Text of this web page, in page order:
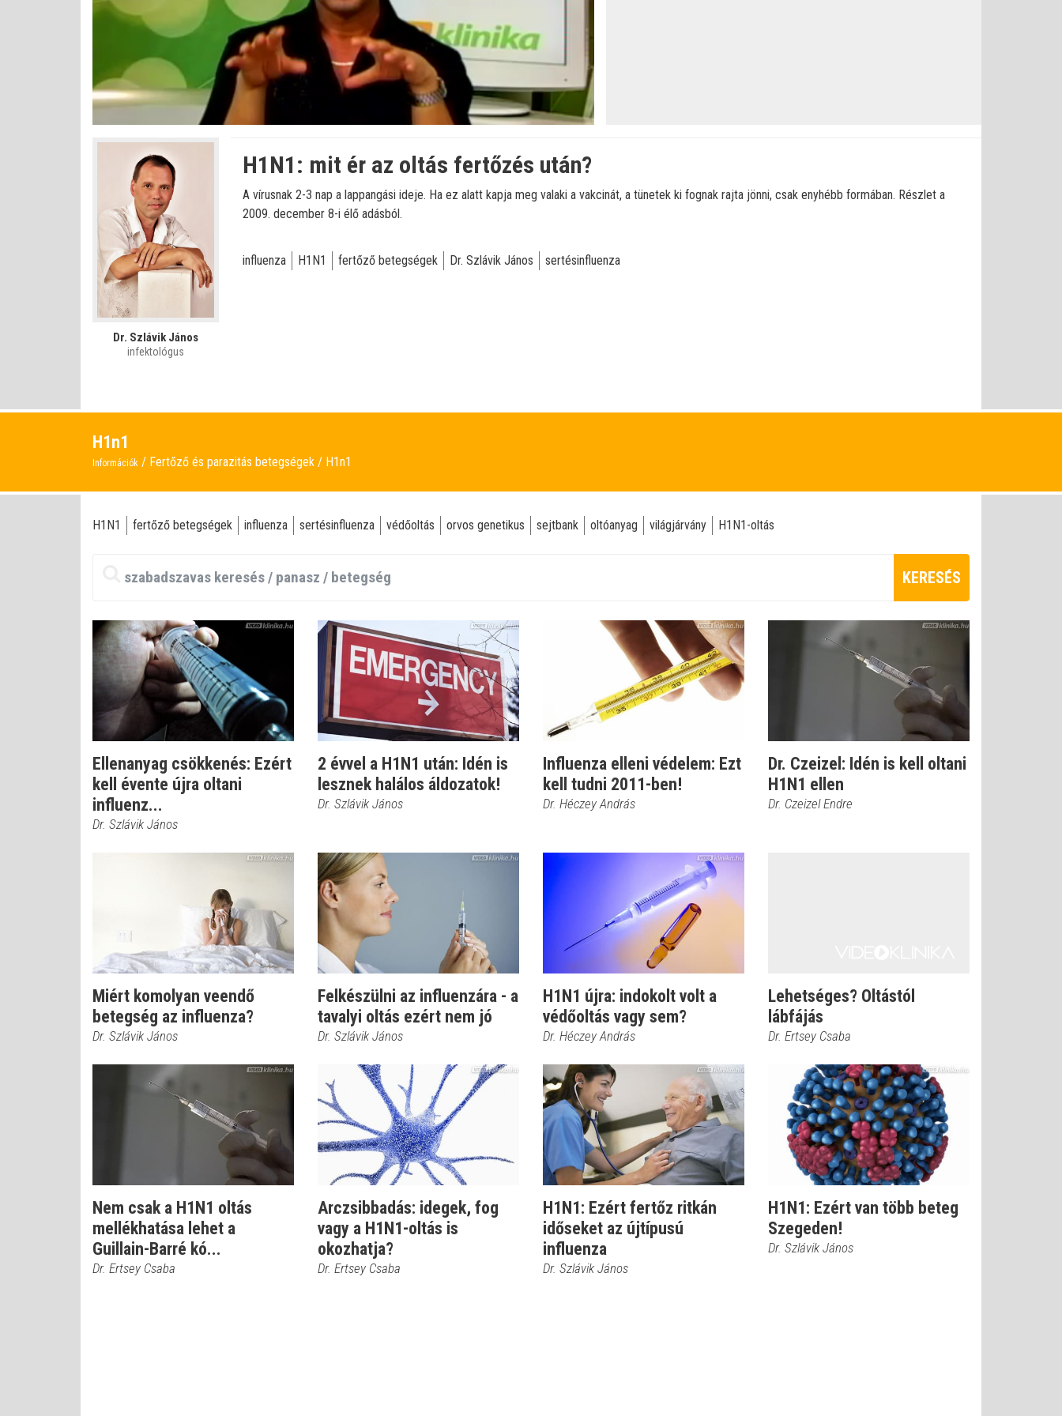
kikapcsolva
0%
Állapot:
0%
Dr. Szlávik János
infektológus
H1N1: mit ér az oltás fertőzés után?
A vírusnak 2-3 nap a lappangási ideje. Ha ez alatt kapja meg valaki a vakcinát, a tünetek ki fognak rajta jönni, csak enyhébb formában. Részlet a
2009. december 8-i élő adásból.
influenza H1N1 fertőző betegségek Dr. Szlávik János sertésinfluenza
H1n1
Információk Fertőző és parazitás betegségek H1n1
H1N1 fertőző betegségek influenza sertésinfluenza védőoltás orvos genetikus sejtbank oltóanyag világjárvány H1N1-oltás
KERESÉS
Ellenanyag csökkenés: Ezért
kell évente újra oltani
influenz...
Dr. Szlávik János
2 évvel a H1N1 után: Idén is
lesznek halálos áldozatok!
Dr. Szlávik János
Influenza elleni védelem: Ezt
kell tudni 2011-ben!
Dr. Héczey András
Dr. Czeizel: Idén is kell oltani
H1N1 ellen
Dr. Czeizel Endre
Miért komolyan veendő
betegség az influenza?
Dr. Szlávik János
Felkészülni az influenzára - a
tavalyi oltás ezért nem jó
Dr. Szlávik János
H1N1 újra: indokolt volt a
védőoltás vagy sem?
Dr. Héczey András
Lehetséges? Oltástól
lábfájás
Dr. Ertsey Csaba
Nem csak a H1N1 oltás
mellékhatása lehet a
Guillain-Barré kó...
Dr. Ertsey Csaba
Arczsibbadás: idegek, fog
vagy a H1N1-oltás is
okozhatja?
Dr. Ertsey Csaba
H1N1: Ezért fertőz ritkán
időseket az újtípusú
influenza
Dr. Szlávik János
H1N1: Ezért van több beteg
Szegeden!
Dr. Szlávik János